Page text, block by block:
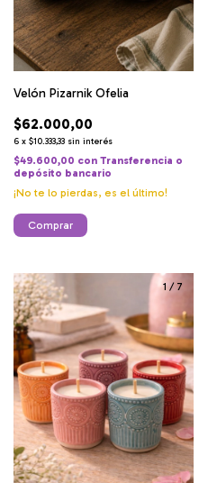
Velón Pizarnik Ofelia
$62.000,00
6 x $10.333,33 sin interés
$49.600,00 con Transferencia o
depósito bancario
¡No te lo pierdas, es el último!
Comprar
1 / 7